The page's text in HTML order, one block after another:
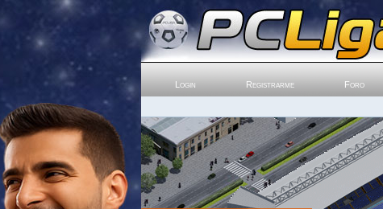
Login Registrarme Foro